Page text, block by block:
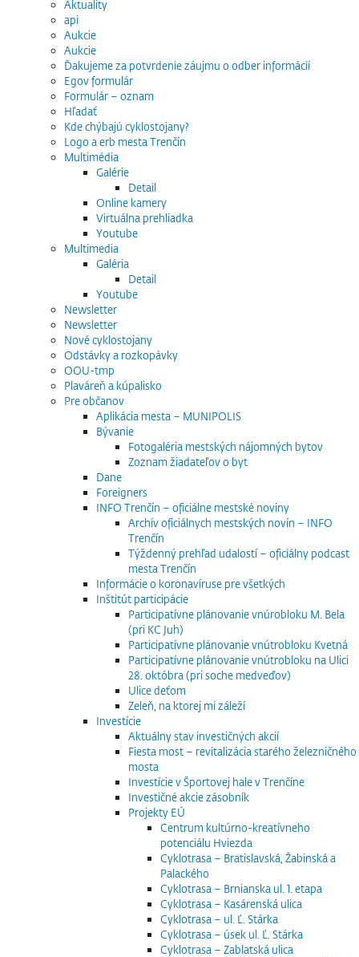
Aktuality
api
Aukcie
Aukcie
Ďakujeme za potvrdenie záujmu o odber informácií
Egov formulár
Formulár – oznam
Hľadať
Kde chýbajú cyklostojany?
Logo a erb mesta Trenčín
Multimédia
Galérie
Detail
Online kamery
Virtuálna prehliadka
Youtube
Multimedia
Galéria
Detail
Youtube
Newsletter
Newsletter
Nové cyklostojany
Odstávky a rozkopávky
OOU-tmp
Plaváreň a kúpalisko
Pre občanov
Aplikácia mesta – MUNIPOLIS
Bývanie
Fotogaléria mestských nájomných bytov
Zoznam žiadateľov o byt
Dane
Foreigners
INFO Trenčín – oficiálne mestské noviny
Archív oficiálnych mestských novín – INFO
Trenčín
Týždenný prehľad udalostí – oficiálny podcast
mesta Trenčín
Informácie o koronavíruse pre všetkých
Inštitút participácie
Participatívne plánovanie vnúrobloku M. Bela
(pri KC Juh)
Participatívne plánovanie vnútrobloku Kvetná
Participatívne plánovanie vnútrobloku na Ulici
28. októbra (pri soche medveďov)
Ulice deťom
Zeleň, na ktorej mi záleží
Investície
Aktuálny stav investičných akcií
Fiesta most – revitalizácia starého železničného
mosta
Investície v Športovej hale v Trenčíne
Investičné akcie zásobník
Projekty EÚ
Centrum kultúrno-kreatívneho
potenciálu Hviezda
Cyklotrasa – Bratislavská, Žabinská a
Palackého
Cyklotrasa – Brnianska ul. 1. etapa
Cyklotrasa – Kasárenská ulica
Cyklotrasa – ul. Ľ. Stárka
Cyklotrasa – úsek ul. Ľ. Stárka
Cyklotrasa – Zablatská ulica